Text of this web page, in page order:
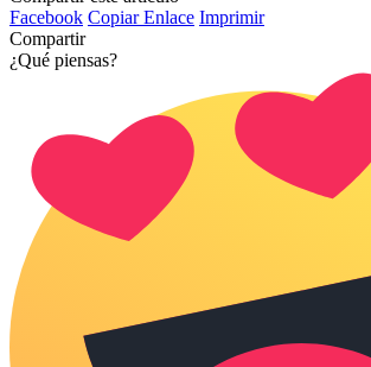
Facebook Copiar Enlace Imprimir
Compartir
¿Qué piensas?